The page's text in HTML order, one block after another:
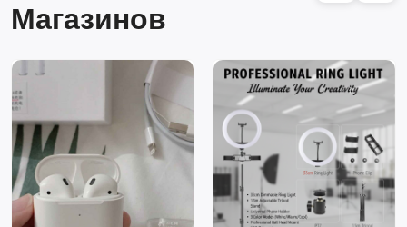
Магазинов